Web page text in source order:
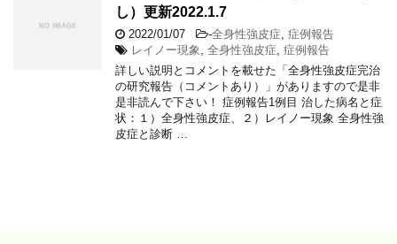
し）更新2022.1.7
2022/01/07 -全身性強皮症 症例報告
レイノー現象
全身性強皮症 症例報告
詳しい説明とコメントを載せた「全身性強皮症完治
の研究報告（コメントあり）」がありますので是非
是非読んで下さい！ 症例報告1例目 治した病名と症
状：１）全身性強皮症、２）レイノー現象 全身性強
皮症と診断 …